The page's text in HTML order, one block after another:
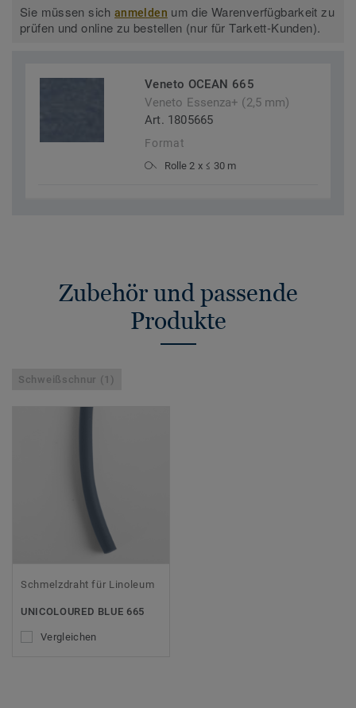
Sie müssen sichanmelden um die Warenverfügbarkeit zu
prüfen und online zu bestellen (nur für Tarkett-Kunden).
Veneto OCEAN 665
Veneto Essenza+ (2,5 mm)
Art. 1805665
Format
Rolle 2 x ≤ 30 m
Zubehör und passende
Produkte
Schweißschnur (1)
Schmelzdraht für Linoleum
UNICOLOURED BLUE 665
Vergleichen